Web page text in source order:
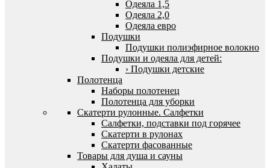
Одеяла 1,5
Одеяла 2,0
Одеяла евро
Подушки
Подушки полиэфирное волокно
Подушки и одеяла для детей:
› Подушки детские
Полотенца
Наборы полотенец
Полотенца для уборки
Скатерти рулонные. Салфетки
Салфетки, подставки под горячее
Скатерти в рулонах
Скатерти фасованные
Товары для душа и сауны